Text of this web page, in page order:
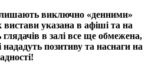
виключно «денними»
указана в афіші та на
глядачів в залі все ще обмежена,
позитиву та наснаги на